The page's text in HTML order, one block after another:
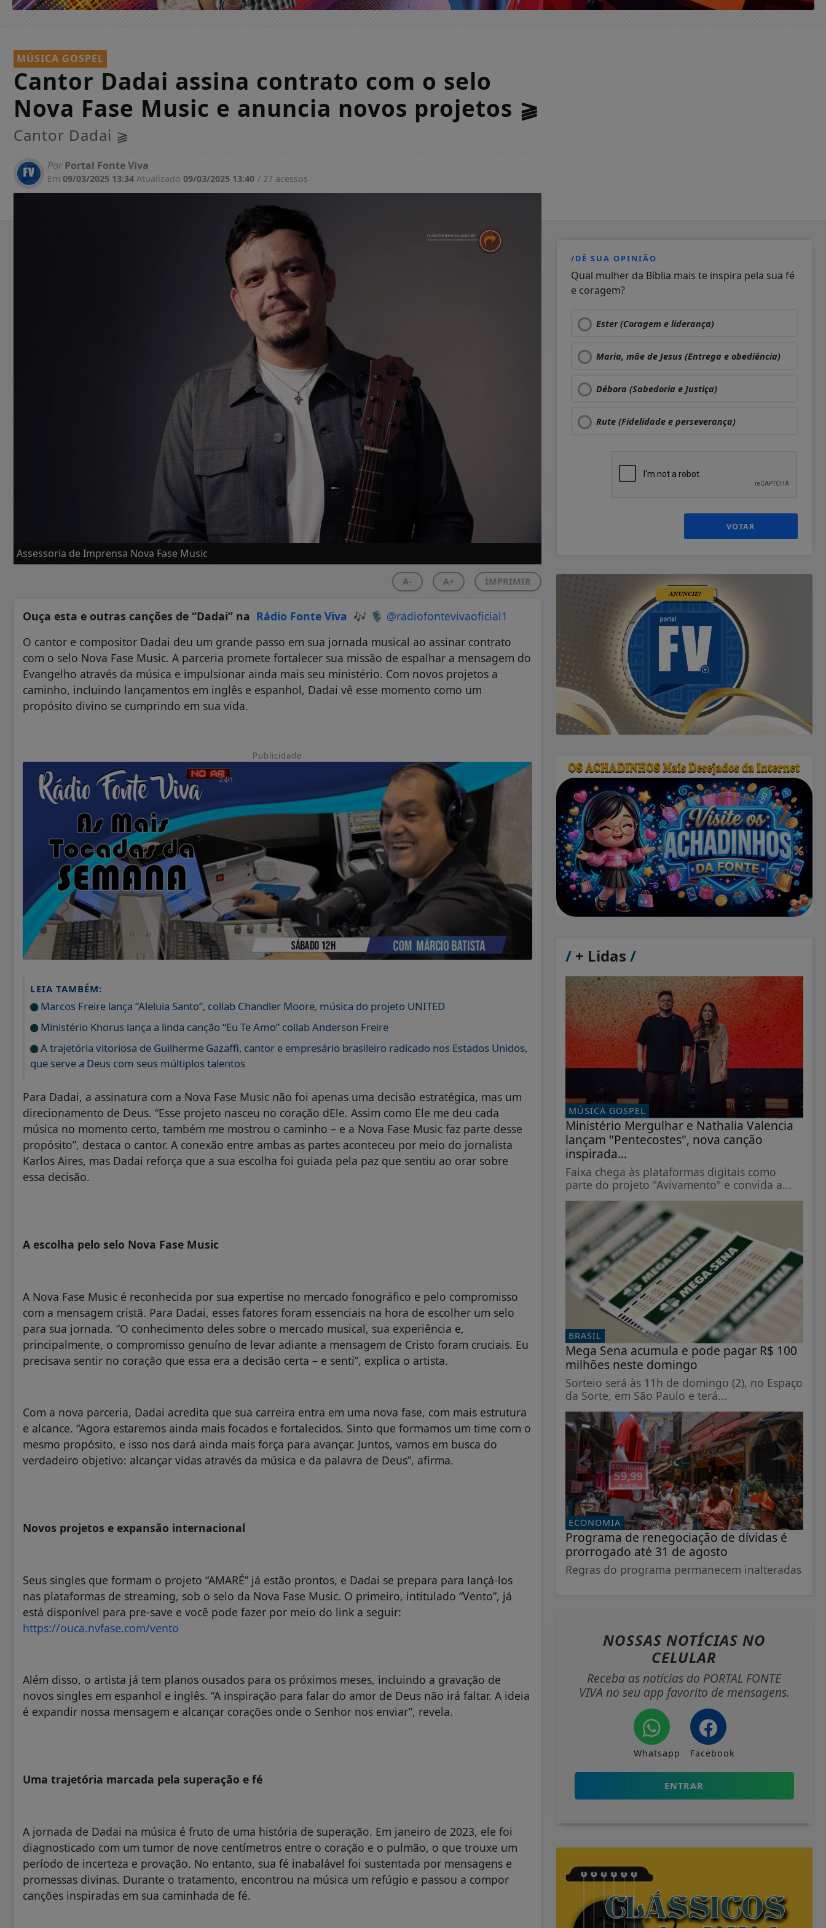
MÚSICA GOSPEL
Cantor Dadai assina contrato com o selo
Nova Fase Music e anuncia novos projetos ⫺
Cantor Dadai ⫺
PorPortal Fonte Viva
Em 09/03/2025 13:34 Atualizado 09/03/2025 13:40 / 27 acessos
Assessoria de Imprensa Nova Fase Music
A- A+ IMPRIMIR
Ouça esta e outras canções de “Dadai” na Rádio Fonte Viva 🎶 🎙️ @radiofontevivaoficial1
O cantor e compositor Dadai deu um grande passo em sua jornada musical ao assinar contrato
com o selo Nova Fase Music. A parceria promete fortalecer sua missão de espalhar a mensagem do
Evangelho através da música e impulsionar ainda mais seu ministério. Com novos projetos a
caminho, incluindo lançamentos em inglês e espanhol, Dadai vê esse momento como um
propósito divino se cumprindo em sua vida.
Publicidade
LEIA TAMBÉM:
Marcos Freire lança “Aleluia Santo”, collab Chandler Moore, música do projeto UNITED
Ministério Khorus lança a linda canção “Eu Te Amo” collab Anderson Freire
A trajetória vitoriosa de Guilherme Gazaffi, cantor e empresário brasileiro radicado nos Estados Unidos,
que serve a Deus com seus múltiplos talentos
Para Dadai, a assinatura com a Nova Fase Music não foi apenas uma decisão estratégica, mas um
direcionamento de Deus. “Esse projeto nasceu no coração dEle. Assim como Ele me deu cada
música no momento certo, também me mostrou o caminho – e a Nova Fase Music faz parte desse
propósito”, destaca o cantor. A conexão entre ambas as partes aconteceu por meio do jornalista
Karlos Aires, mas Dadai reforça que a sua escolha foi guiada pela paz que sentiu ao orar sobre
essa decisão.
A escolha pelo selo Nova Fase Music
A Nova Fase Music é reconhecida por sua expertise no mercado fonográfico e pelo compromisso
com a mensagem cristã. Para Dadai, esses fatores foram essenciais na hora de escolher um selo
para sua jornada. “O conhecimento deles sobre o mercado musical, sua experiência e,
principalmente, o compromisso genuíno de levar adiante a mensagem de Cristo foram cruciais. Eu
precisava sentir no coração que essa era a decisão certa – e senti”, explica o artista.
Com a nova parceria, Dadai acredita que sua carreira entra em uma nova fase, com mais estrutura
e alcance. “Agora estaremos ainda mais focados e fortalecidos. Sinto que formamos um time com o
mesmo propósito, e isso nos dará ainda mais força para avançar. Juntos, vamos em busca do
verdadeiro objetivo: alcançar vidas através da música e da palavra de Deus”, afirma.
Novos projetos e expansão internacional
Seus singles que formam o projeto “AMARÉ” já estão prontos, e Dadai se prepara para lançá-los
nas plataformas de streaming, sob o selo da Nova Fase Music. O primeiro, intitulado “Vento”, já
está disponível para pre-save e você pode fazer por meio do link a seguir:
https://ouca.nvfase.com/vento
Além disso, o artista já tem planos ousados para os próximos meses, incluindo a gravação de
novos singles em espanhol e inglês. “A inspiração para falar do amor de Deus não irá faltar. A ideia
é expandir nossa mensagem e alcançar corações onde o Senhor nos enviar”, revela.
Uma trajetória marcada pela superação e fé
A jornada de Dadai na música é fruto de uma história de superação. Em janeiro de 2023, ele foi
diagnosticado com um tumor de nove centímetros entre o coração e o pulmão, o que trouxe um
período de incerteza e provação. No entanto, sua fé inabalável foi sustentada por mensagens e
promessas divinas. Durante o tratamento, encontrou na música um refúgio e passou a compor
canções inspiradas em sua caminhada de fé.
/DÊ SUA OPINIÃO
Qual mulher da Bíblia mais te inspira pela sua fé
e coragem?
Ester (Coragem e liderança)
Maria, mãe de Jesus (Entrega e obediência)
Débora (Sabedoria e Justiça)
Rute (Fidelidade e perseverança)
VOTAR
/+ Lidas /
MÚSICA GOSPEL
Ministério Mergulhar e Nathalia Valencia
lançam "Pentecostes", nova canção
inspirada...
Faixa chega às plataformas digitais como
parte do projeto "Avivamento" e convida a...
BRASIL
Mega Sena acumula e pode pagar R$ 100
milhões neste domingo
Sorteio será às 11h de domingo (2), no Espaço
da Sorte, em São Paulo e terá...
ECONOMIA
Programa de renegociação de dívidas é
prorrogado até 31 de agosto
Regras do programa permanecem inalteradas
NOSSAS NOTÍCIAS NO
CELULAR
Receba as notícias do PORTAL FONTE
VIVA no seu app favorito de mensagens.
Whatsapp Facebook
ENTRAR